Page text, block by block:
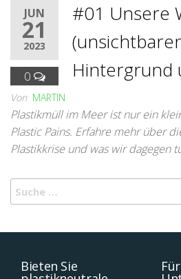
JUN
21
2023
0
#01 Unsere
Hintergrund
Von MARTIN
Plastikmüll im Meer ist nur ein
Plastic Pains. Erfahre mehr über
Plastikkrise und was wir dagegen
Bieten Sie Für